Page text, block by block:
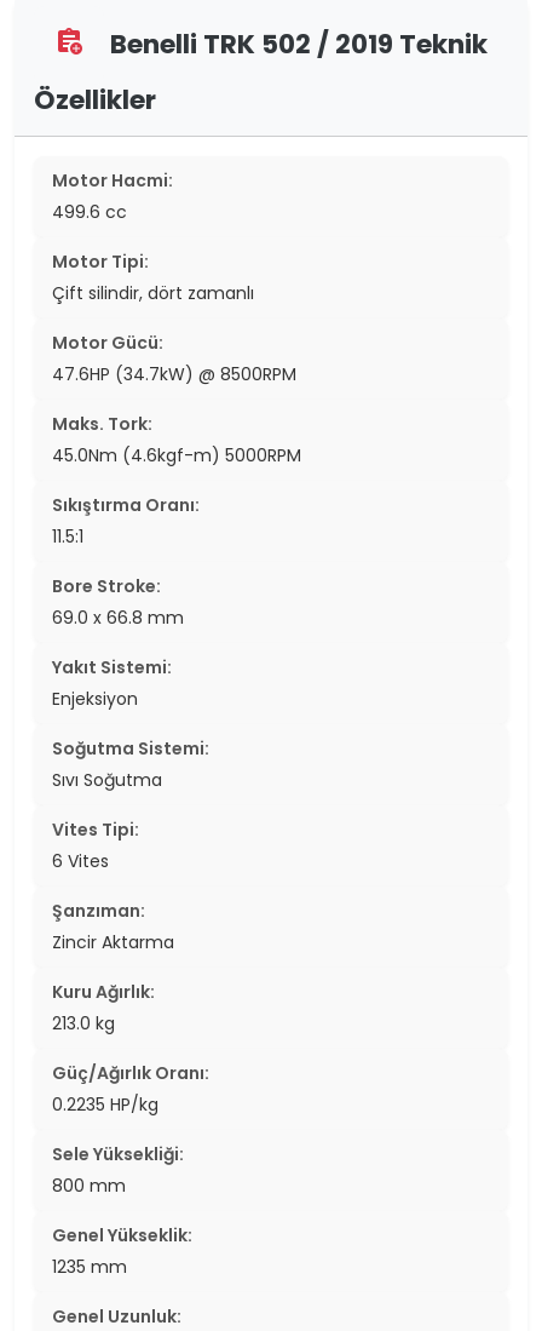
assignment_add
Benelli TRK 502 / 2019 Teknik
Özellikler
Motor Hacmi:
499.6 cc
Motor Tipi:
Çift silindir, dört zamanlı
Motor Gücü:
47.6HP (34.7kW) @ 8500RPM
Maks. Tork:
45.0Nm (4.6kgf-m) 5000RPM
Sıkıştırma Oranı:
11.5:1
Bore Stroke:
69.0 x 66.8 mm
Yakıt Sistemi:
Enjeksiyon
Soğutma Sistemi:
Sıvı Soğutma
Vites Tipi:
6 Vites
Şanzıman:
Zincir Aktarma
Kuru Ağırlık:
213.0 kg
Güç/Ağırlık Oranı:
0.2235 HP/kg
Sele Yüksekliği:
800 mm
Genel Yükseklik:
1235 mm
Genel Uzunluk: